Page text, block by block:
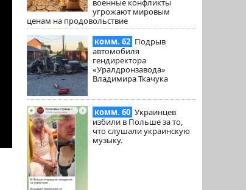
военные конфликты
угрожают мировым
ценам на продовольствие
комм. 62 Подрыв
автомобиля
гендиректора
«Уралдронзавода»
Владимира Ткачука
комм. 60 Украинцев
избили в Польше за то,
что слушали украинскую
музыку.